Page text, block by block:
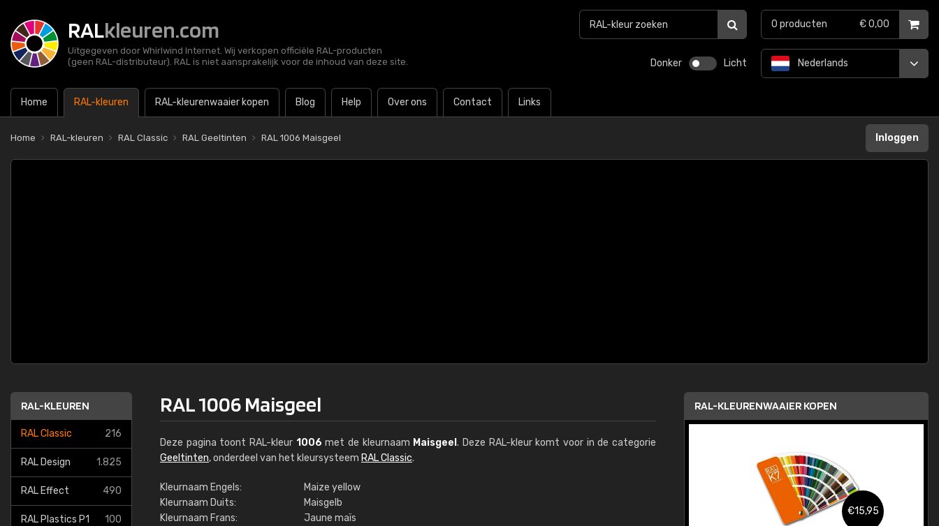
RALkleuren.com
Uitgegeven door Whirlwind Internet. Wij verkopen officiële RAL-producten
(geen RAL-distributeur). RAL is niet aansprakelijk voor de inhoud van deze site.
Donker Licht
Home RAL-kleuren RAL-kleurenwaaier kopen Blog Help Over ons Contact Links
Nederlands
0 producten € 0,00
Home RAL-kleuren RAL Classic RAL Geeltinten RAL 1006 Maisgeel Inloggen
RAL-KLEUREN
RAL Classic 216
RAL Design 1.825
RAL Effect 490
RAL Plastics P1 100
RAL 1006 Maisgeel
Deze pagina toont RAL-kleur 1006 met de kleurnaam Maisgeel. Deze RAL-kleur komt voor in de categorie
Geeltinten, onderdeel van het kleursysteem RAL Classic.
Kleurnaam Engels:
Maize yellow
Kleurnaam Duits:
Maisgelb
Kleurnaam Frans:
Jaune maïs
RAL-KLEURENWAAIER KOPEN
€15,95